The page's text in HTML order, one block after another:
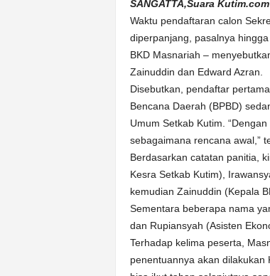
SANGATTA,Suara
Waktu pendaftaran calon
diperpanjang, pasalnya
BKD Masnariah –
Zainuddin dan Edward Azran.
Disebutkan, pendaftar
Bencana Daerah (BPBD)
Umum Setkab Kutim.
sebagaimana rencana awal,”
Berdasarkan catatan panitia,
Kesra Setkab Kutim),
kemudian Zainuddin (Kepala
Sementara beberapa nama
dan Rupiansyah (Asisten
Terhadap kelima peserta,
penentuannya akan dilakukan